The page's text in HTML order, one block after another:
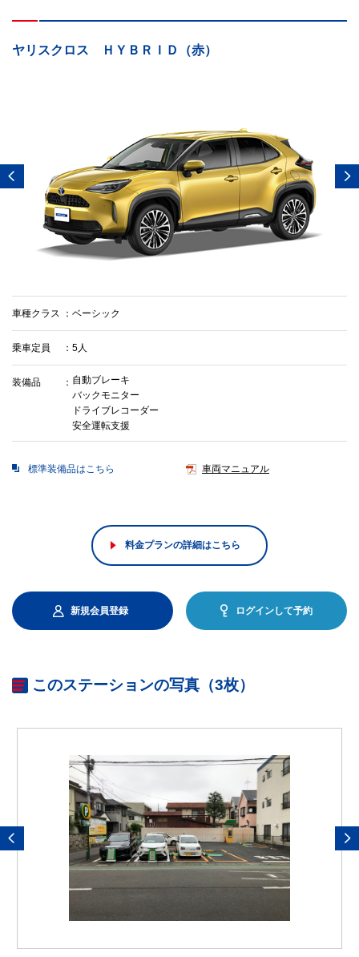
ヤリスクロス ＨＹＢＲＩＤ（赤）
車種クラス ベーシック
乗車定員 5人
装備品
自動ブレーキ
バックモニター
ドライブレコーダー
安全運転支援
標準装備品はこちら 車両マニュアル
料金プランの詳細はこちら
新規会員登録 ログインして予約
このステーションの写真（3枚）